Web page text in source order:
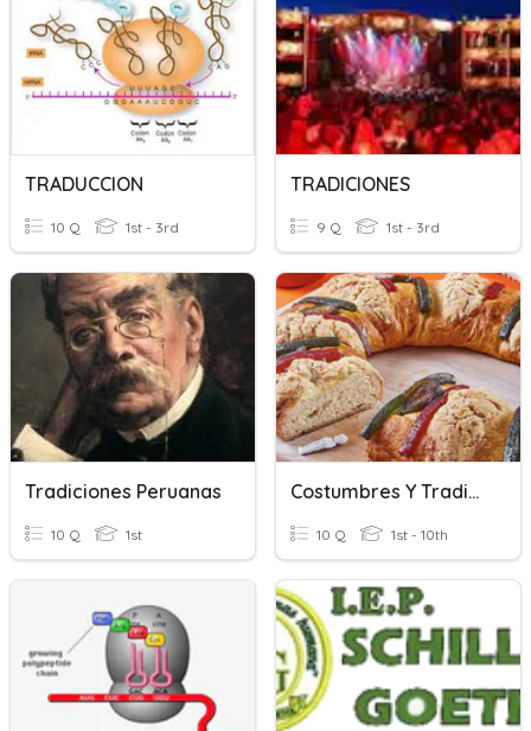
TRADUCCION
10 Q 1st - 3rd
TRADICIONES
9 Q 1st - 3rd
Tradiciones Peruanas
10 Q 1st
Costumbres Y Tradiciones
10 Q 1st - 10th